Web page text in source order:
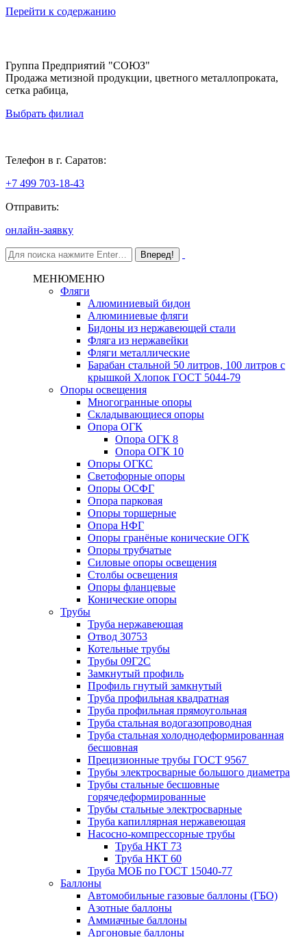
Перейти к содержанию
Группа Предприятий "СОЮЗ"
Продажа метизной продукции, цветного металлопроката,
сетка рабица,
Выбрать филиал
Телефон в г. Саратов:
+7 499 703-18-43
Отправить:
онлайн-заявку
МЕНЮМЕНЮ
Фляги
Алюминиевый бидон
Алюминиевые фляги
Бидоны из нержавеющей стали
Фляга из нержавейки
Фляги металлические
Барабан стальной 50 литров, 100 литров с
крышкой Хлопок ГОСТ 5044-79
Опоры освещения
Многогранные опоры
Складывающиеся опоры
Опора ОГК
Опора ОГК 8
Опора ОГК 10
Опоры ОГКС
Светофорные опоры
Опоры ОСФГ
Опора парковая
Опоры торшерные
Опора НФГ
Опоры гранёные конические ОГК
Опоры трубчатые
Силовые опоры освещения
Столбы освещения
Опоры фланцевые
Конические опоры
Трубы
Труба нержавеющая
Отвод 30753
Котельные трубы
Трубы 09Г2С
Замкнутый профиль
Профиль гнутый замкнутый
Труба профильная квадратная
Труба профильная прямоугольная
Труба стальная водогазопроводная
Труба стальная холоднодеформированная
бесшовная
Прецизионные трубы ГОСТ 9567
Трубы электросварные большого диаметра
Трубы стальные бесшовные
горячедеформированные
Трубы стальные электросварные
Труба капиллярная нержавеющая
Насосно-компрессорные трубы
Труба НКТ 73
Труба НКТ 60
Труба МОБ по ГОСТ 15040-77
Баллоны
Автомобильные газовые баллоны (ГБО)
Азотные баллоны
Аммиачные баллоны
Аргоновые баллоны